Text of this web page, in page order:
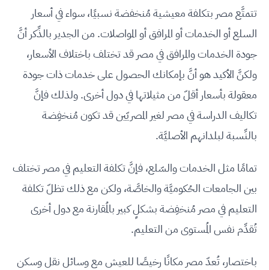
تتمتَّع مصر بتكلفة معيشية مُنخفضة نسبيًا، سواء في أسعار
السلع أو الخدمات أو المرافق أو المواصلات. من الجدير بالذِّكر أنَّ
جودة الخدمات والمرافق في مصر قد تختلف باختلاف الأسعار،
ولكنَّ الأكيد هو أنَّ بإمكانك الحصول على خدمات ذات جودة
معقولة بأسعار أقلّ من مثيلاتها في دول أخرى. ولذلك فإنَّ
تكاليف الدراسة في مصر لغير المصريّين قد تكون مُنخفِضة
بالنِّسبة لبلدانهم الأصليَّة.
تمامًا مثل الخدمات والسّلع، فإنَّ تكلفة التعليم في مصر تختلف
بين الجامعات الحُكوميَّة والخاصَّة، ولكن مع ذلك تظلّ تكلفة
التعليم في مصر مُنخفِضة بشكلٍ كبير بالمُقارنة مع دول أخرى
تُقدِّم نفس المُستوى من التعليم.
باختصار، تُعدّ مصر مكانًا رخيصًا للعيش مع وسائل نقل وسكن